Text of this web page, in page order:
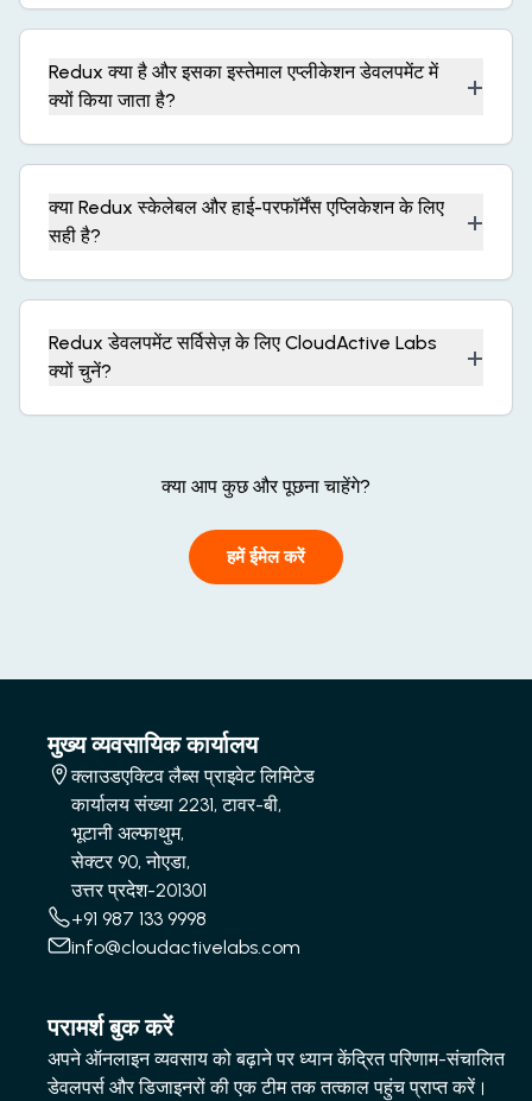
Redux क्या है और इसका इस्तेमाल एप्लीकेशन डेवलपमेंट में
क्यों किया जाता है?
+
क्या Redux स्केलेबल और हाई-परफॉर्मेंस एप्लिकेशन के लिए
सही है?
+
Redux डेवलपमेंट सर्विसेज़ के लिए CloudActive Labs
क्यों चुनें?
+
क्या आप कुछ और पूछना चाहेंगे?
हमें ईमेल करें
मुख्य व्यवसायिक कार्यालय
क्लाउडएक्टिव लैब्स प्राइवेट लिमिटेड
कार्यालय संख्या 2231, टावर-बी,
भूटानी अल्फाथुम,
सेक्टर 90, नोएडा,
उत्तर प्रदेश-201301
+91 987 133 9998
info@cloudactivelabs.com
परामर्श बुक करें
अपने ऑनलाइन व्यवसाय को बढ़ाने पर ध्यान केंद्रित परिणाम-संचालित
डेवलपर्स और डिजाइनरों की एक टीम तक तत्काल पहुंच प्राप्त करें।